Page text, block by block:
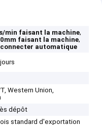
min faisant la machine,
faisant la machine,
automatique
Western Union,
dépôt
standard d'exportation